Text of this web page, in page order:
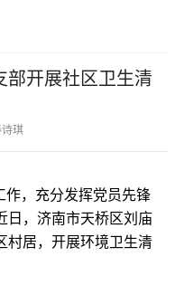
部开展社区卫生清
琪
，充分发挥党员先锋
日，济南市天桥区刘庙
村居，开展环境卫生清